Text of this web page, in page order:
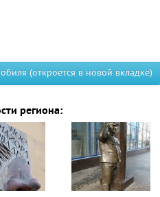
(откроется в новой вкладке)
региона: